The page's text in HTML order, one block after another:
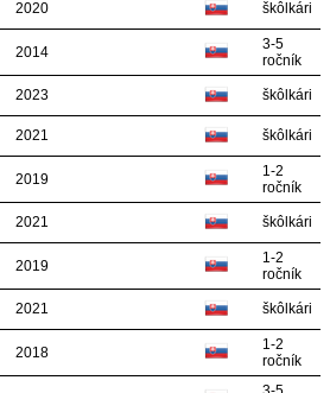
2020 škôlkári
2014
3-5
ročník
2023 škôlkári
2021 škôlkári
2019
1-2
ročník
2021 škôlkári
2019
1-2
ročník
2021 škôlkári
2018
1-2
ročník